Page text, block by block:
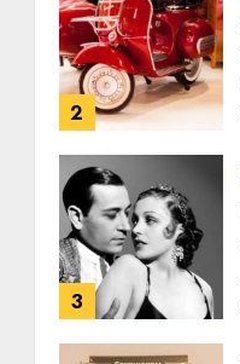
2
3